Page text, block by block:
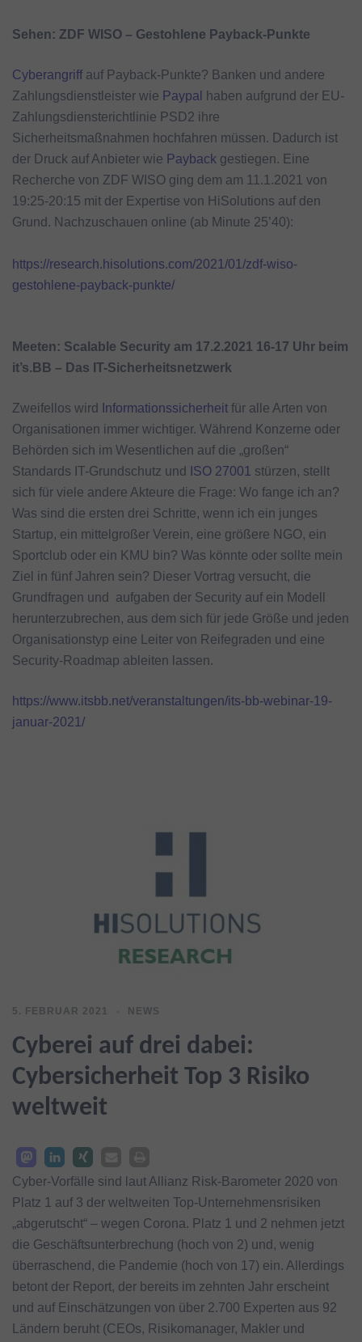
Sehen: ZDF WISO – Gestohlene Payback-Punkte
Cyberangriffauf Payback-Punkte? Banken und andere
Zahlungsdienstleister wie Paypal
haben aufgrund der EU-
Zahlungsdiensterichtlinie PSD2 ihre
Sicherheitsmaßnahmen hochfahren müssen. Dadurch ist
der Druck auf Anbieter wie Payback gestiegen. Eine
Recherche von ZDF WISO ging dem am 11.1.2021 von
19:25-20:15 mit der Expertise von HiSolutions auf den
Grund. Nachzuschauen online (ab Minute 25’40):
https://research.hisolutions.com/2021/01/zdf-wiso-
gestohlene-payback-punkte/
Meeten: Scalable Security am 17.2.2021 16-17 Uhr beim
it’s.BB – Das IT-Sicherheitsnetzwerk
Zweifellos wird Informationssicherheit für alle Arten von
Organisationen immer wichtiger. Während Konzerne oder
Behörden sich im Wesentlichen auf die „großen“
Standards IT-Grundschutz und
ISO 27001 stürzen, stellt
sich für viele andere Akteure die Frage: Wo fange ich an?
Was sind die ersten drei Schritte, wenn ich ein junges
Startup, ein mittelgroßer Verein, eine größere NGO, ein
Sportclub oder ein KMU bin? Was könnte oder sollte mein
Ziel in fünf Jahren sein? Dieser Vortrag versucht, die
Grundfragen und aufgaben der Security auf ein Modell
herunterzubrechen, aus dem sich für jede Größe und jeden
Organisationstyp eine Leiter von Reifegraden und eine
Security-Roadmap ableiten lassen.
https://www.itsbb.net/veranstaltungen/its-bb-webinar-19-
januar-2021/
5. FEBRUAR 2021 NEWS
Cyberei auf drei dabei:
Cybersicherheit Top 3 Risiko
weltweit
Cyber-Vorfälle sind laut Allianz Risk-Barometer 2020 von
Platz 1 auf 3 der weltweiten Top-Unternehmensrisiken
„abgerutscht“ – wegen Corona. Platz 1 und 2 nehmen jetzt
die Geschäftsunterbrechung (hoch von 2) und, wenig
überraschend, die Pandemie (hoch von 17) ein. Allerdings
betont der Report, der bereits im zehnten Jahr erscheint
und auf Einschätzungen von über 2.700 Experten aus 92
Ländern beruht (CEOs, Risikomanager, Makler und